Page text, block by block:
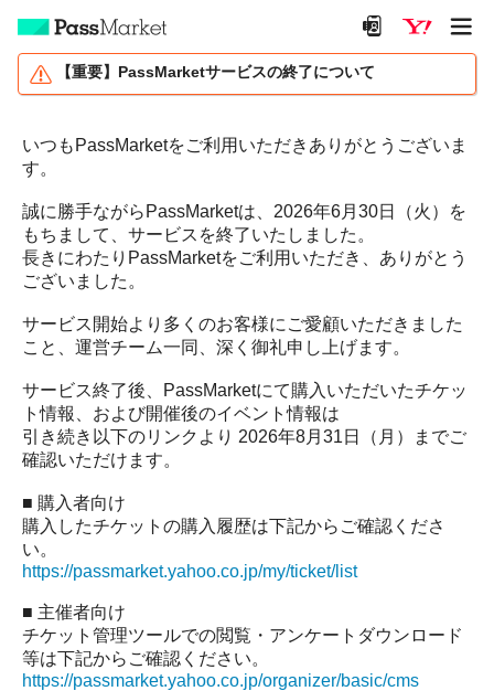
【重要】PassMarketサービスの終了について
いつもPassMarketをご利用いただきありがとうございま
す。
誠に勝手ながらPassMarketは、2026年6月30日（火）を
もちまして、サービスを終了いたしました。
長きにわたりPassMarketをご利用いただき、ありがとう
ございました。
サービス開始より多くのお客様にご愛顧いただきました
こと、運営チーム一同、深く御礼申し上げます。
サービス終了後、PassMarketにて購入いただいたチケッ
ト情報、および開催後のイベント情報は
引き続き以下のリンクより 2026年8月31日（月）までご
確認いただけます。
■ 購入者向け
購入したチケットの購入履歴は下記からご確認くださ
い。
https://passmarket.yahoo.co.jp/my/ticket/list
■ 主催者向け
チケット管理ツールでの閲覧・アンケートダウンロード
等は下記からご確認ください。
https://passmarket.yahoo.co.jp/organizer/basic/cms